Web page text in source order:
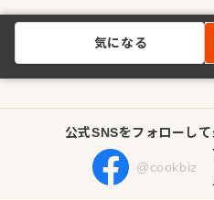
気になる
公式SNSをフォローし
@cookbiz